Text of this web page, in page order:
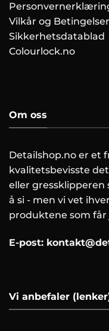
Vilkår og Betingelser
Sikkerhetsdatablad
Colourlock.no
Om oss
Detailshop.no er et
kvalitetsbevisste
eller gressklipperen
å si - men vi vet
produktene som får
E-post:
Vi anbefaler